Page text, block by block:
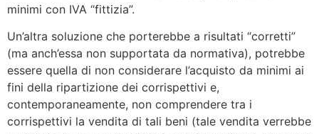
minimi con IVA “fittizia”.
Un’altra soluzione che porterebbe a risultati “corretti”
(ma anch’essa non supportata da normativa), potrebbe
essere quella di non considerare l’acquisto da minimi ai
fini della ripartizione dei corrispettivi e,
contemporaneamente, non comprendere tra i
corrispettivi la vendita di tali beni (tale vendita verrebbe